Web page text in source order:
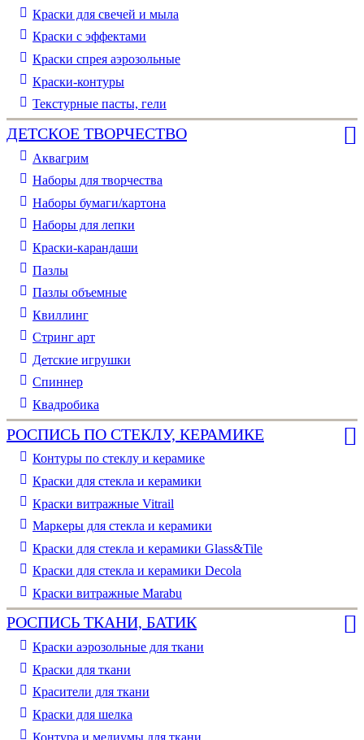
Краски для свечей и мыла
Краски с эффектами
Краски спрея аэрозольные
Краски-контуры
Текстурные пасты, гели
ДЕТСКОЕ ТВОРЧЕСТВО
Аквагрим
Наборы для творчества
Наборы бумаги/картона
Наборы для лепки
Краски-карандаши
Пазлы
Пазлы объемные
Квиллинг
Стринг арт
Детские игрушки
Спиннер
Квадробика
РОСПИСЬ ПО СТЕКЛУ, КЕРАМИКЕ
Контуры по стеклу и керамике
Краски для стекла и керамики
Краски витражные Vitrail
Маркеры для стекла и керамики
Краски для стекла и керамики Glass&Tile
Краски для стекла и керамики Decola
Краски витражные Marabu
РОСПИСЬ ТКАНИ, БАТИК
Краски аэрозольные для ткани
Краски для ткани
Красители для ткани
Краски для шелка
Контура и медиумы для ткани